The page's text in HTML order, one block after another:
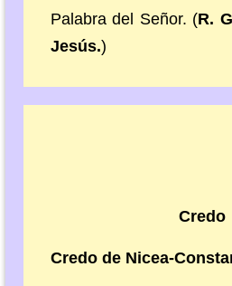
Palabra del Señor. (R.
Jesús.)
Credo
Credo de Nicea-